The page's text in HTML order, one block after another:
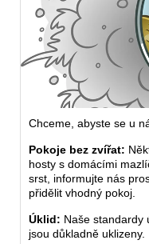
Chceme, abyste se u
Pokoje bez zvířat:
hosty s domácími
srst, informujte nás
přidělit vhodný pokoj.
Úklid: Naše standardy
jsou důkladně uklizeny.